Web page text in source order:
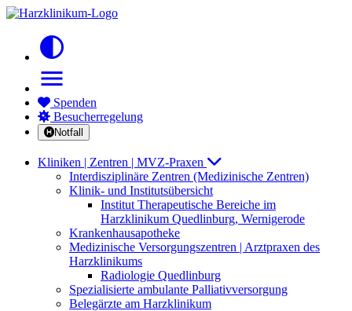
contrast
menu
Spenden
Besucherregelung
Notfall
Kliniken | Zentren | MVZ-Praxen
Interdisziplinäre Zentren (Medizinische Zentren)
Klinik- und Institutsübersicht
Institut Therapeutische Bereiche im
Harzklinikum Quedlinburg, Wernigerode
Krankenhausapotheke
Medizinische Versorgungszentren | Arztpraxen des
Harzklinikums
Radiologie Quedlinburg
Spezialisierte ambulante Palliativversorgung
Belegärzte am Harzklinikum